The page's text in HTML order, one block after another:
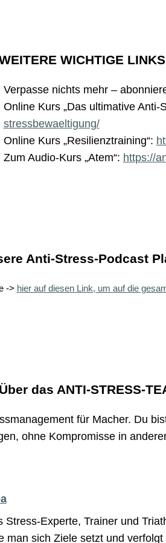
WICHTIGE LINKS
Verpasse nichts mehr –
Online Kurs „Das ultimative Anti-
stressbewaeltigung/
Online Kurs „Resilienztraining“:
Zum Audio-Kurs „Atem“: https://
Anti-Stress-Podcast
-> hier auf diesen Link, um auf die
das ANTI-STRESS-
für Macher. Du
ohne Kompromisse in
Stress-Experte, Trainer und
man sich Ziele setzt und